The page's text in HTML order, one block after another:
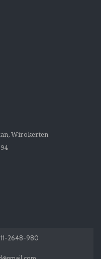
Wirokerten
2648-980